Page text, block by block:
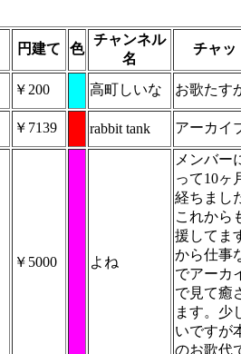
円建て 色
チャンネル
名
チャッ
￥200 高町しいな お歌たす
￥7139 rabbit tank アーカイ
￥5000 よね
メンバー
って10ヶ
経ちまし
これから
援してま
から仕事
でアーカ
で見て癒
ます。少
いですが
のお歌代